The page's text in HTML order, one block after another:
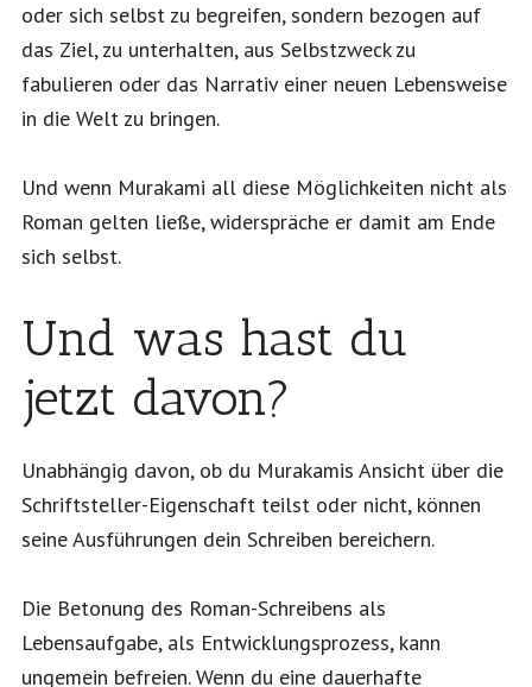
oder sich selbst zu begreifen, sondern bezogen auf
das Ziel, zu unterhalten, aus Selbstzweck zu
fabulieren oder das Narrativ einer neuen Lebensweise
in die Welt zu bringen.
Und wenn Murakami all diese Möglichkeiten nicht als
Roman gelten ließe, widerspräche er damit am Ende
sich selbst.
Und was hast du
jetzt davon?
Unabhängig davon, ob du Murakamis Ansicht über die
Schriftsteller-Eigenschaft teilst oder nicht, können
seine Ausführungen dein Schreiben bereichern.
Die Betonung des Roman-Schreibens als
Lebensaufgabe, als Entwicklungsprozess, kann
ungemein befreien. Wenn du eine dauerhafte